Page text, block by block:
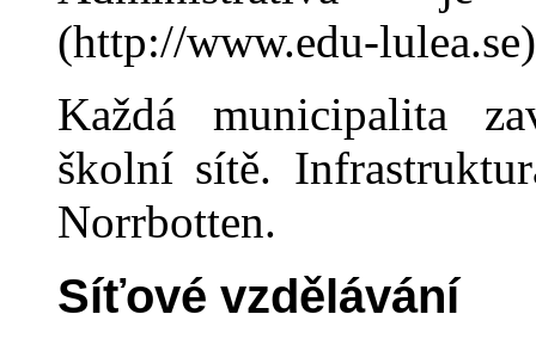
(http://www.edu-lulea.se)
Každá municipalita
školní sítě.
Norrbotten.
Síťové vzdělávání